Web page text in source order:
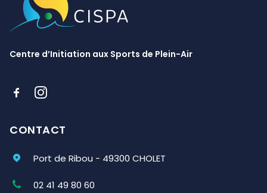
Centre d’Initiation aux Sports de Plein-Air
CONTACT
Port de Ribou - 49300 CHOLET
02 41 49 80 60